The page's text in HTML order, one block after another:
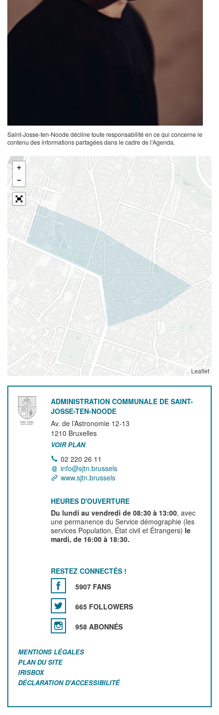
Saint-Josse-ten-Noode décline toute responsabilité en ce qui concerne le
contenu des informations partagées dans le cadre de l’Agenda.
Leaflet
ADMINISTRATION COMMUNALE DE SAINT-
JOSSE-TEN-NOODE
Av. de l’Astronomie 12-13
1210 Bruxelles
VOIR PLAN
02 220 26 11
info@sjtn.brussels
www.sjtn.brussels
HEURES D'OUVERTURE
Du lundi au vendredi de 08:30 à 13:00, avec
une permanence du Service démographie (les
services Population, État civil et Étrangers) le
mardi, de 16:00 à 18:30.
RESTEZ CONNECTÉS !
5907 FANS
665 FOLLOWERS
958 ABONNÉS
MENTIONS LÉGALES
PLAN DU SITE
IRISBOX
DÉCLARATION D'ACCESSIBILITÉ